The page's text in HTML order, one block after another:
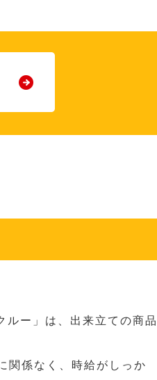
ルー」は、出来立ての商品
関係なく、時給がしっか